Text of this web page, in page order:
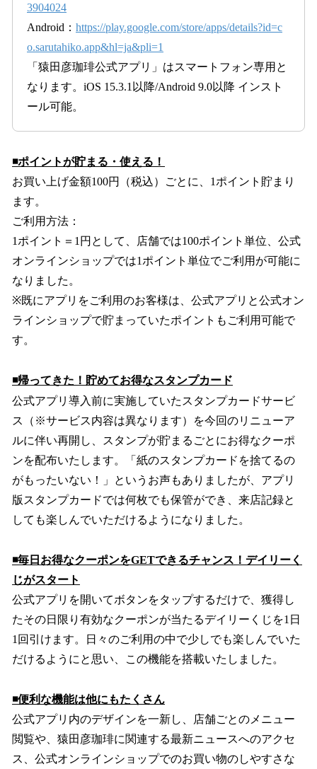
3904024
Android： https://play.google.com/store/apps/details?id=c
o.sarutahiko.app&hl=ja&pli=1
「猿田彦珈琲公式アプリ」はスマートフォン専用と
なります。iOS 15.3.1以降/Android 9.0以降 インスト
ール可能。
◾️ポイントが貯まる・使える！
お買い上げ金額100円（税込）ごとに、1ポイント貯まり
ます。
ご利用方法：
1ポイント＝1円として、店舗では100ポイント単位、公式
オンラインショップでは1ポイント単位でご利用が可能に
なりました。
※既にアプリをご利用のお客様は、公式アプリと公式オン
ラインショップで貯まっていたポイントもご利用可能で
す。
◾️帰ってきた！貯めてお得なスタンプカード
公式アプリ導入前に実施していたスタンプカードサービ
ス（※サービス内容は異なります）を今回のリニューア
ルに伴い再開し、スタンプが貯まるごとにお得なクーポ
ンを配布いたします。「紙のスタンプカードを捨てるの
がもったいない！」というお声もありましたが、アプリ
版スタンプカードでは何枚でも保管ができ、来店記録と
しても楽しんでいただけるようになりました。
◾️毎日お得なクーポンをGETできるチャンス！デイリーく
じがスタート
公式アプリを開いてボタンをタップするだけで、獲得し
たその日限り有効なクーポンが当たるデイリーくじを1日
1回引けます。日々のご利用の中で少しでも楽しんでいた
だけるようにと思い、この機能を搭載いたしました。
◾️便利な機能は他にもたくさん
公式アプリ内のデザインを一新し、店舗ごとのメニュー
閲覧や、猿田彦珈琲に関連する最新ニュースへのアクセ
ス、公式オンラインショップでのお買い物のしやすさな